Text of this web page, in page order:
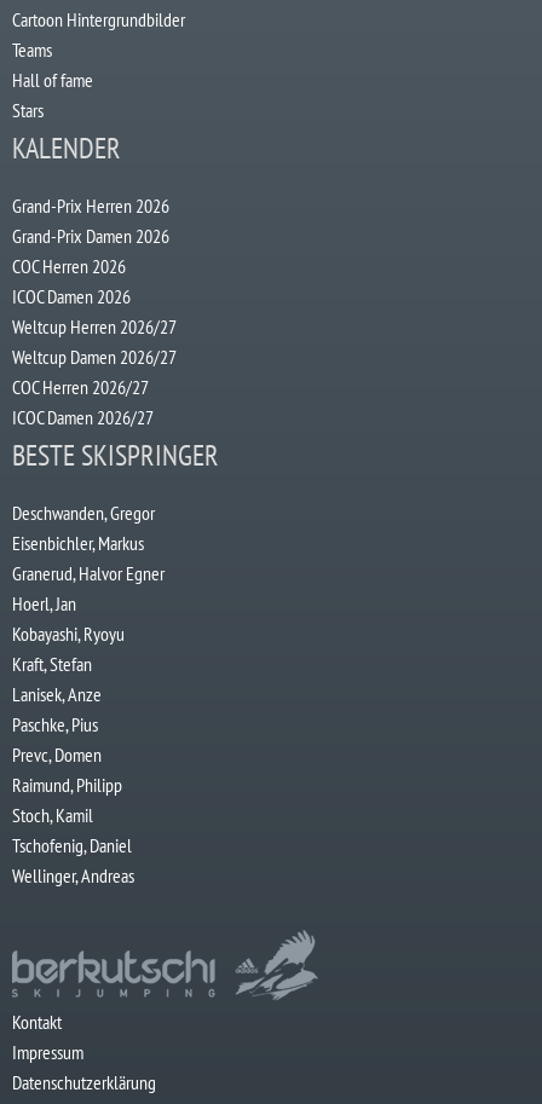
Cartoon Hintergrundbilder
Teams
Hall of fame
Stars
KALENDER
Grand-Prix Herren 2026
Grand-Prix Damen 2026
COC Herren 2026
ICOC Damen 2026
Weltcup Herren 2026/27
Weltcup Damen 2026/27
COC Herren 2026/27
ICOC Damen 2026/27
BESTE SKISPRINGER
Deschwanden, Gregor
Eisenbichler, Markus
Granerud, Halvor Egner
Hoerl, Jan
Kobayashi, Ryoyu
Kraft, Stefan
Lanisek, Anze
Paschke, Pius
Prevc, Domen
Raimund, Philipp
Stoch, Kamil
Tschofenig, Daniel
Wellinger, Andreas
Kontakt
Impressum
Datenschutzerklärung